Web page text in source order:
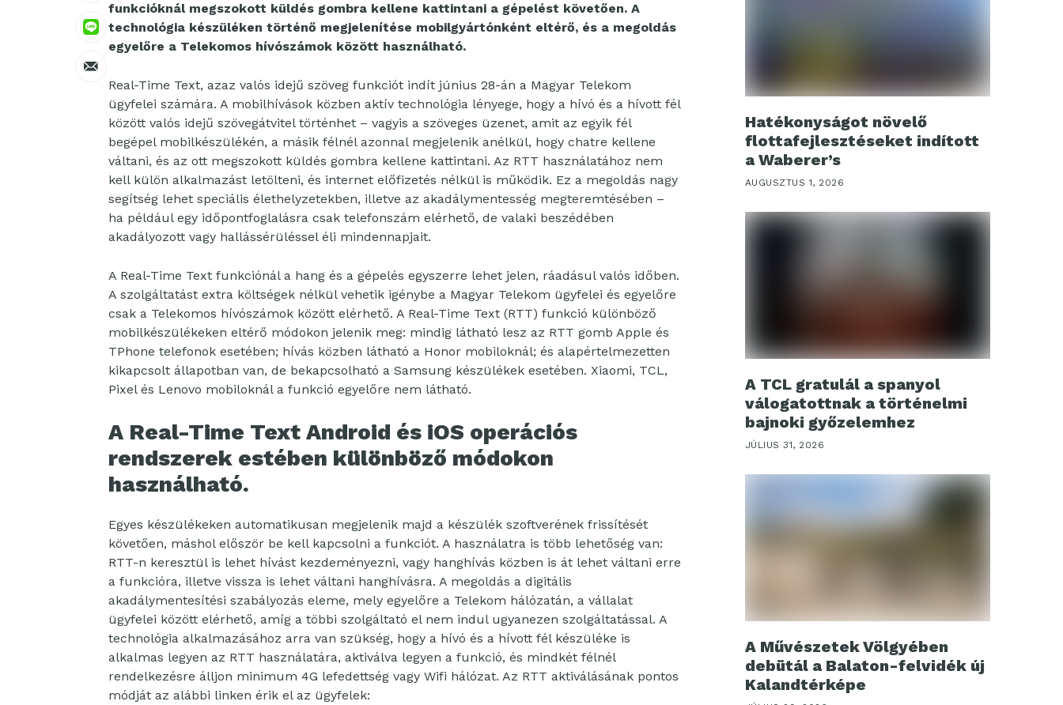
funkcióknál megszokott küldés gombra kellene kattintani a gépelést követően. A
technológia készüléken történő megjelenítése mobilgyártónként eltérő, és a megoldás
egyelőre a Telekomos hívószámok között használható.
Real-Time Text, azaz valós idejű szöveg funkciót indít június 28-án a Magyar Telekom
ügyfelei számára. A mobilhívások közben aktív technológia lényege, hogy a hívó és a hívott fél
között valós idejű szövegátvitel történhet – vagyis a szöveges üzenet, amit az egyik fél
begépel mobilkészülékén, a másik félnél azonnal megjelenik anélkül, hogy chatre kellene
váltani, és az ott megszokott küldés gombra kellene kattintani. Az RTT használatához nem
kell külön alkalmazást letölteni, és internet előfizetés nélkül is működik. Ez a megoldás nagy
segítség lehet speciális élethelyzetekben, illetve az akadálymentesség megteremtésében –
ha például egy időpontfoglalásra csak telefonszám elérhető, de valaki beszédében
akadályozott vagy hallássérüléssel éli mindennapjait.
A Real-Time Text funkciónál a hang és a gépelés egyszerre lehet jelen, ráadásul valós időben.
A szolgáltatást extra költségek nélkül vehetik igénybe a Magyar Telekom ügyfelei és egyelőre
csak a Telekomos hívószámok között elérhető. A Real-Time Text (RTT) funkció különböző
mobilkészülékeken eltérő módokon jelenik meg: mindig látható lesz az RTT gomb Apple és
TPhone telefonok esetében; hívás közben látható a Honor mobiloknál; és alapértelmezetten
kikapcsolt állapotban van, de bekapcsolható a Samsung készülékek esetében. Xiaomi, TCL,
Pixel és Lenovo mobiloknál a funkció egyelőre nem látható.
A Real-Time Text Android és iOS operációs
rendszerek estében különböző módokon
használható.
Egyes készülékeken automatikusan megjelenik majd a készülék szoftverének frissítését
követően, máshol először be kell kapcsolni a funkciót. A használatra is több lehetőség van:
RTT-n keresztül is lehet hívást kezdeményezni, vagy hanghívás közben is át lehet váltani erre
a funkcióra, illetve vissza is lehet váltani hanghívásra. A megoldás a digitális
akadálymentesítési szabályozás eleme, mely egyelőre a Telekom hálózatán, a vállalat
ügyfelei között elérhető, amíg a többi szolgáltató el nem indul ugyanezen szolgáltatással. A
technológia alkalmazásához arra van szükség, hogy a hívó és a hívott fél készüléke is
alkalmas legyen az RTT használatára, aktiválva legyen a funkció, és mindkét félnél
rendelkezésre álljon minimum 4G lefedettség vagy Wifi hálózat. Az RTT aktiválásának pontos
módját az alábbi linken érik el az ügyfelek:
Hatékonyságot növelő
flottafejlesztéseket indított
a Waberer’s
AUGUSZTUS 1, 2026
A TCL gratulál a spanyol
válogatottnak a történelmi
bajnoki győzelemhez
JÚLIUS 31, 2026
A Művészetek Völgyében
debütál a Balaton-felvidék új
Kalandtérképe